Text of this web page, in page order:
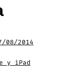
08/2014
y iPad